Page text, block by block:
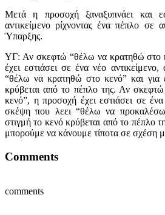
Μετά η προσοχή ξαναξυπνάει και
αντικείμενο ρίχνοντας ένα πέπλο σε
Ύπαρξης.
ΥΓ: Αν σκεφτώ “θέλω να κρατηθώ στο
έχει εστιάσει σε ένα νέο
“θέλω να κρατηθώ στο κενό” και για
κρύβεται από το πέπλο της. Αν
κενό”, η προσοχή έχει εστιάσει σε
σκέψη που λεει “θέλω να
στιγμή το κενό κρύβεται από το πέπλο
μπορούμε να κάνουμε τίποτα σε σχέση
Comments
comments